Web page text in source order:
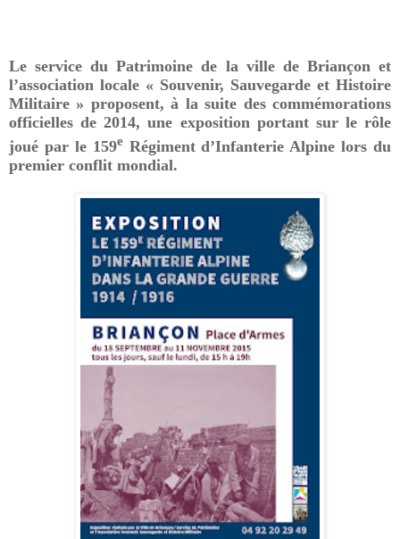
Le service du Patrimoine de la ville de Briançon et
l’association locale « Souvenir, Sauvegarde et Histoire
Militaire » proposent, à la suite des commémorations
officielles de 2014, une exposition portant sur le rôle
joué par le 159eRégiment d’Infanterie Alpine lors du
premier conflit mondial.